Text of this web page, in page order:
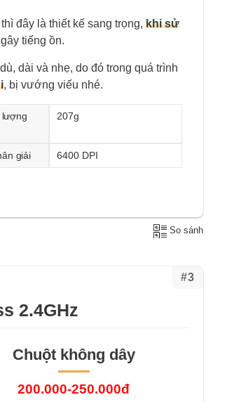
đây là thiết kế sang trọng, khi sử
tiếng ồn.
dài và nhẹ, do đó trong quá trình
, bị vướng viếu nhé.
lượng 207g
giải 6400 DPI
So sánh
#3
2.4GHz
Chuột không dây
200.000-250.000đ